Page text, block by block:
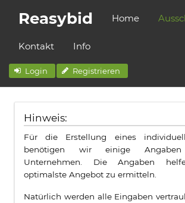
Reasybid Home
Kontakt Info
Login Registrieren
Hinweis:
Für die Erstellung eines
benötigen wir einige
Unternehmen. Die Angaben
optimalste Angebot zu ermitteln.
Natürlich werden alle Eingaben